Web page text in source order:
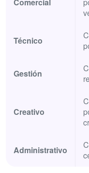
Técnico
Gestión
Creativo
Administrativo